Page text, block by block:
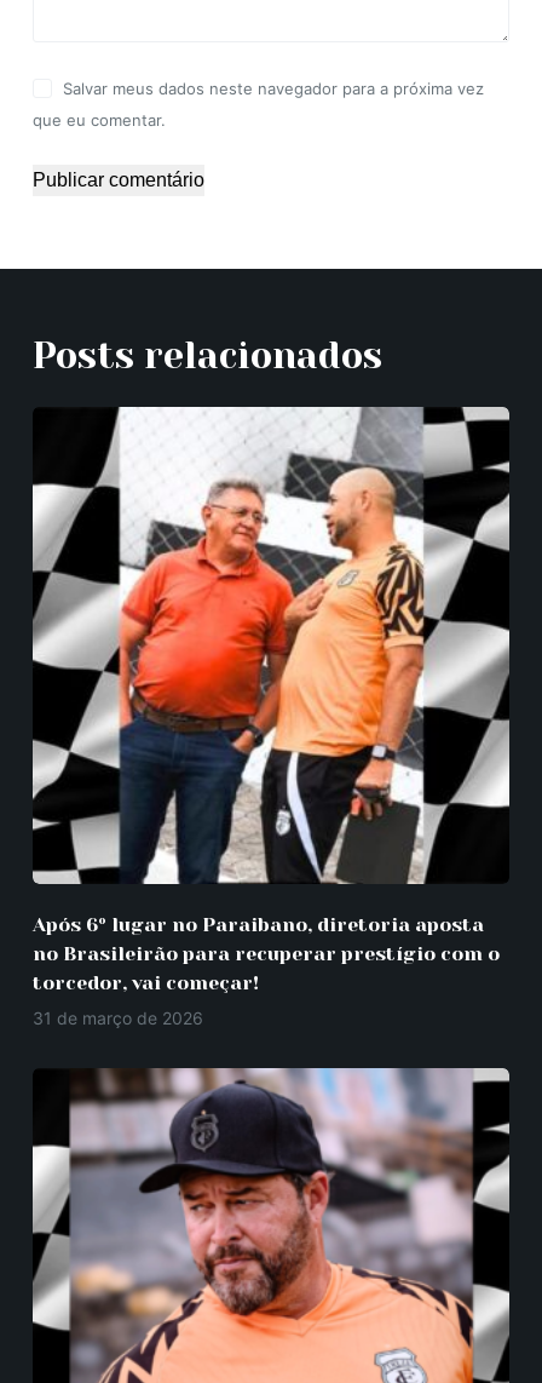
Salvar meus dados neste navegador para a próxima vez
que eu comentar.
Publicar comentário
Posts relacionados
Após 6º lugar no Paraibano, diretoria aposta
no Brasileirão para recuperar prestígio com o
torcedor, vai começar!
31 de março de 2026